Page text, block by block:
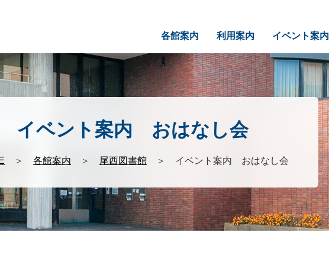
各館案内 利用案内 イベント案内
イベント案内 おはなし会
＞ 各館案内 ＞ 尾西図書館 ＞ イベント案内 おはなし会